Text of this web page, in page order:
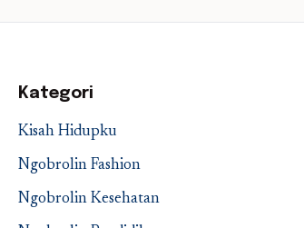
Kategori
Kisah Hidupku
Ngobrolin Fashion
Ngobrolin Kesehatan